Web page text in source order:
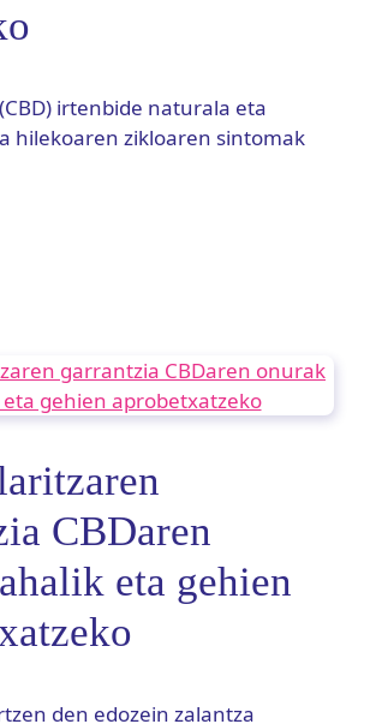
irtenbide naturala eta
hilekoaren zikloaren sintomak
CBDaren
eta gehien
den edozein zalantza